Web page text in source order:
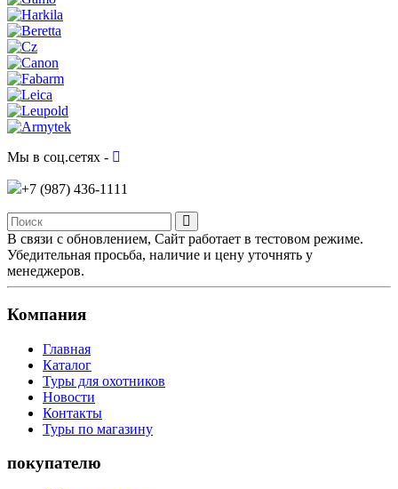
Мы в соц.сетях -
+7 (987) 436-1111
В связи с обновлением, Сайт работает в тестовом режиме.
Убедительная просьба, наличие и цену уточнять у
менеджеров.
Компания
Главная
Каталог
Туры для охотников
Новости
Контакты
Туры по магазину
покупателю